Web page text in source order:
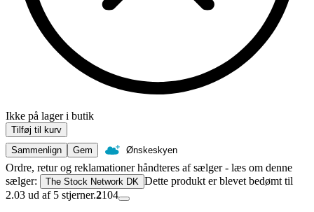
Ikke på lager i butik
Tilføj til kurv
Sammenlign
Gem Ønskeskyen
Ordre, retur og reklamationer håndteres af sælger - læs om denne
sælger:
The Stock Network DK Dette produkt er blevet bedømt til
2.03 ud af 5 stjerner.2104